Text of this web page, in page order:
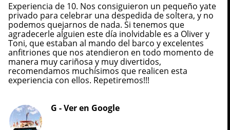
Experiencia de 10. Nos consiguieron un pequeño yate
privado para celebrar una despedida de soltera, y no
podemos quejarnos de nada. Si tenemos que
agradecerle alguien este día inolvidable es a Oliver y
Toni, que estaban al mando del barco y excelentes
anfitriones que nos atendieron en todo momento de
manera muy cariñosa y muy divertidos,
recomendamos muchísimos que realicen esta
experiencia con ellos. Repetiremos!!!
G -Ver en Google